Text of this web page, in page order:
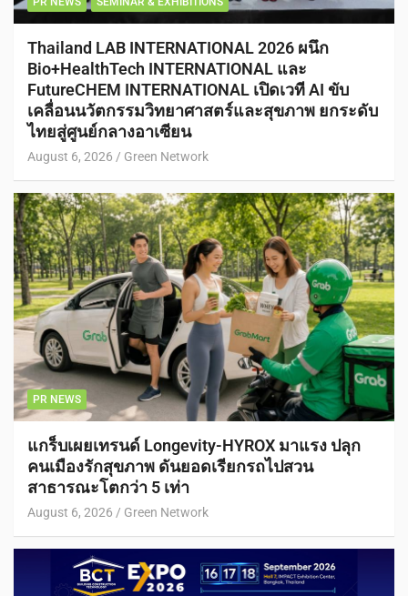
Thailand LAB INTERNATIONAL 2026 ผนึก
Bio+HealthTech INTERNATIONAL และ
FutureCHEM INTERNATIONAL เปิดเวที AI ขับ
เคลื่อนนวัตกรรมวิทยาศาสตร์และสุขภาพ ยกระดับ
ไทยสู่ศูนย์กลางอาเซียน
August 6, 2026 Green Network
PR NEWS
แกร็บเผยเทรนด์ Longevity-HYROX มาแรง ปลุก
คนเมืองรักสุขภาพ ดันยอดเรียกรถไปสวน
สาธารณะโตกว่า 5 เท่า
August 6, 2026 Green Network